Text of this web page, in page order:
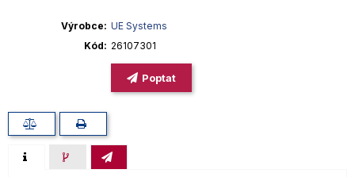
Výrobce
UE Systems
Kód
26107301
Poptat